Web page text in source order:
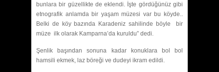
bunlara bir güzellikte de eklendi. İşte gördüğünüz gibi
etnografik anlamda bir yaşam müzesi var bu köyde..
Belki de köy bazında Karadeniz sahilinde böyle bir
müze ilk olarak Kamparna’da kuruldu” dedi.
Şenlik başından sonuna kadar konuklara bol bol
hamsili ekmek, laz böreği ve dudeyi ikram edildi.